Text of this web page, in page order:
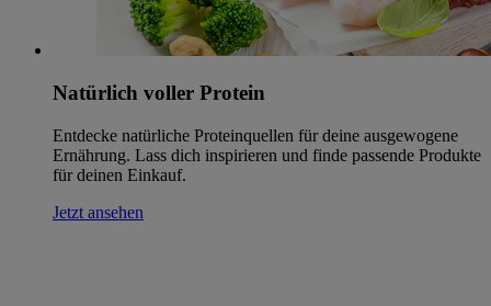
Natürlich voller Protein
Entdecke natürliche Proteinquellen für deine ausgewogene
Ernährung. Lass dich inspirieren und finde passende Produkte
für deinen Einkauf.
Jetzt ansehen